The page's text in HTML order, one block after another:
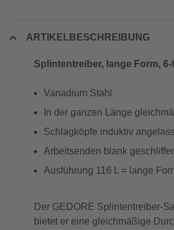
ARTIKELBESCHREIBUNG
Splintentreiber, lange Form,
Vanadium Stahl
In der ganzen Länge
Schlagköpfe induktiv
Arbeitsenden blank
Ausführung 116 L = lange
Der GEDORE Splintentreiber-
bietet er eine gleichmäßige